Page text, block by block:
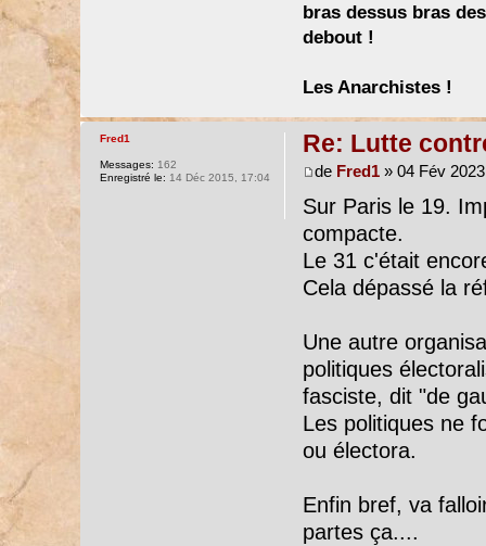
bras dessus bras
debout !
Les Anarchistes !
Re: Lutte
de Fred1» 04 Fév
Sur Paris le 19.
compacte.
Le 31 c'était
Cela dépassé la
Une autre
politiques
fasciste, dit "de
Les politiques ne
ou électora.
Enfin bref, va
partes ça....
Fred1
Messages: 162
Enregistré le: 14 Déc 2015, 17:04